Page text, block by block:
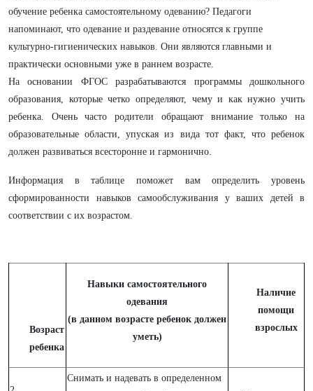
обучение ребенка самостоятельному одеванию? Педагоги
напоминают, что одевание и раздевание относятся к группе
культурно-гигиенических навыков. Они являются главными и
практически основными уже в раннем возрасте.
На основании ФГОС разрабатываются программы дошкольного
образования, которые четко определяют, чему и как нужно учить
ребенка. Очень часто родители обращают внимание только на
образовательные области, упуская из вида тот факт, что ребенок
должен развиваться всесторонне и гармонично.
Информация в таблице поможет вам определить уровень
сформированности навыков самообслуживания у ваших детей в
соответствии с их возрастом.
Возраст
ребенка
Навыки самостоятельного
одевания
(в данном возрасте ребенок должен
уметь)
Наличие
помощи
взрослых
Снимать и надевать в определенном